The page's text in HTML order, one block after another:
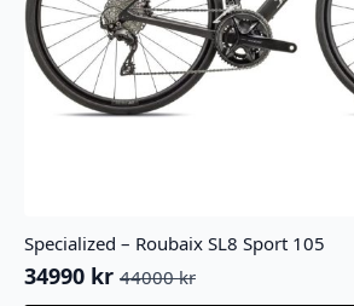
Specialized – Roubaix SL8 Sport 105
44000kr
Opprinnelig
34990 kr
Nåværende